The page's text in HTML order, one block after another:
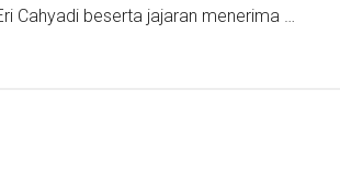
Cahyadi beserta jajaran menerima …